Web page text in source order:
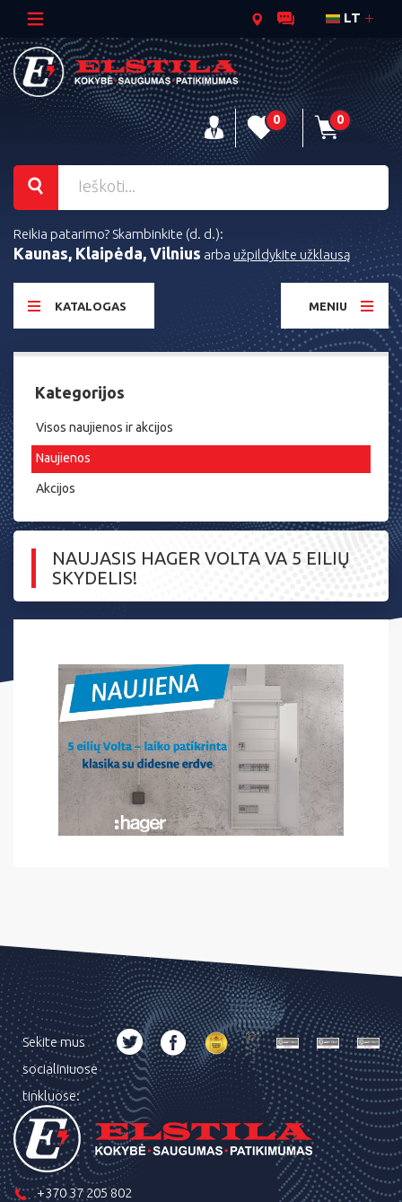
LT
0 0
Reikia patarimo? Skambinkite (d. d.):
Kaunas, Klaipėda, Vilnius arba užpildykite užklausą
KATALOGAS MENIU
Kategorijos
Visos naujienos ir akcijos
Naujienos
Akcijos
NAUJASIS HAGER VOLTA VA 5 EILIŲ
SKYDELIS!
Sekite mus
socialiniuose
tinkluose:
+370 37 205 802